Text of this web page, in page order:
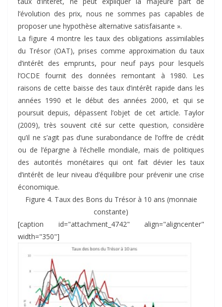
l’évolution des prix, nous ne sommes pas capables de
proposer une hypothèse alternative satisfaisante ».
La figure 4 montre les taux des obligations assimilables
du Trésor (OAT), prises comme approximation du taux
d’intérêt des emprunts, pour neuf pays pour lesquels
l’OCDE fournit des données remontant à 1980. Les
raisons de cette baisse des taux d’intérêt rapide dans les
années 1990 et le début des années 2000, et qui se
poursuit depuis, dépassent l’objet de cet article. Taylor
(2009), très souvent cité sur cette question, considère
qu’il ne s’agit pas d’une surabondance de l’offre de crédit
ou de l’épargne à l’échelle mondiale, mais de politiques
des autorités monétaires qui ont fait dévier les taux
d’intérêt de leur niveau d’équilibre pour prévenir une crise
économique.
Figure 4. Taux des Bons du Trésor à 10 ans (monnaie
constante)
[caption id="attachment_4742" align="aligncenter"
width="350"]